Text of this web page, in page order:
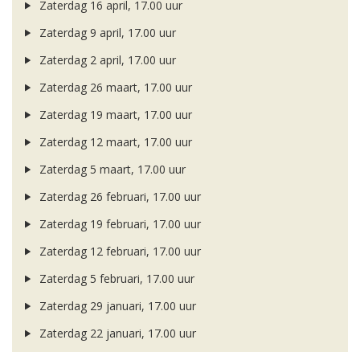
Zaterdag 16 april, 17.00 uur
Zaterdag 9 april, 17.00 uur
Zaterdag 2 april, 17.00 uur
Zaterdag 26 maart, 17.00 uur
Zaterdag 19 maart, 17.00 uur
Zaterdag 12 maart, 17.00 uur
Zaterdag 5 maart, 17.00 uur
Zaterdag 26 februari, 17.00 uur
Zaterdag 19 februari, 17.00 uur
Zaterdag 12 februari, 17.00 uur
Zaterdag 5 februari, 17.00 uur
Zaterdag 29 januari, 17.00 uur
Zaterdag 22 januari, 17.00 uur